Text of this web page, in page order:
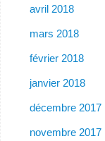
avril 2018
mars 2018
février 2018
janvier 2018
décembre 2017
novembre 2017